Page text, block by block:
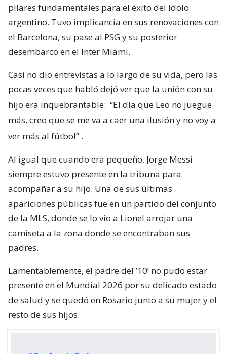
pilares fundamentales para el éxito del ídolo
argentino. Tuvo implicancia en sus renovaciones con
el Barcelona, su pase al PSG y su posterior
desembarco en el Inter Miami.
Casi no dio entrevistas a lo largo de su vida, pero las
pocas veces que habló dejó ver que la unión con su
hijo era inquebrantable: “El día que Leo no juegue
más, creo que se me va a caer una ilusión y no voy a
ver más al fútbol” .
Al igual que cuando era pequeño, Jorge Messi
siempre estuvo presente en la tribuna para
acompañar a su hijo. Una de sus últimas
apariciones públicas fue en un partido del conjunto
de la MLS, donde se lo vio a Lionel arrojar una
camiseta a la zona donde se encontraban sus
padres.
Lamentablemente, el padre del ’10’ no pudo estar
presente en el Mundial 2026 por su delicado estado
de salud y se quedó en Rosario junto a su mujer y el
resto de sus hijos.